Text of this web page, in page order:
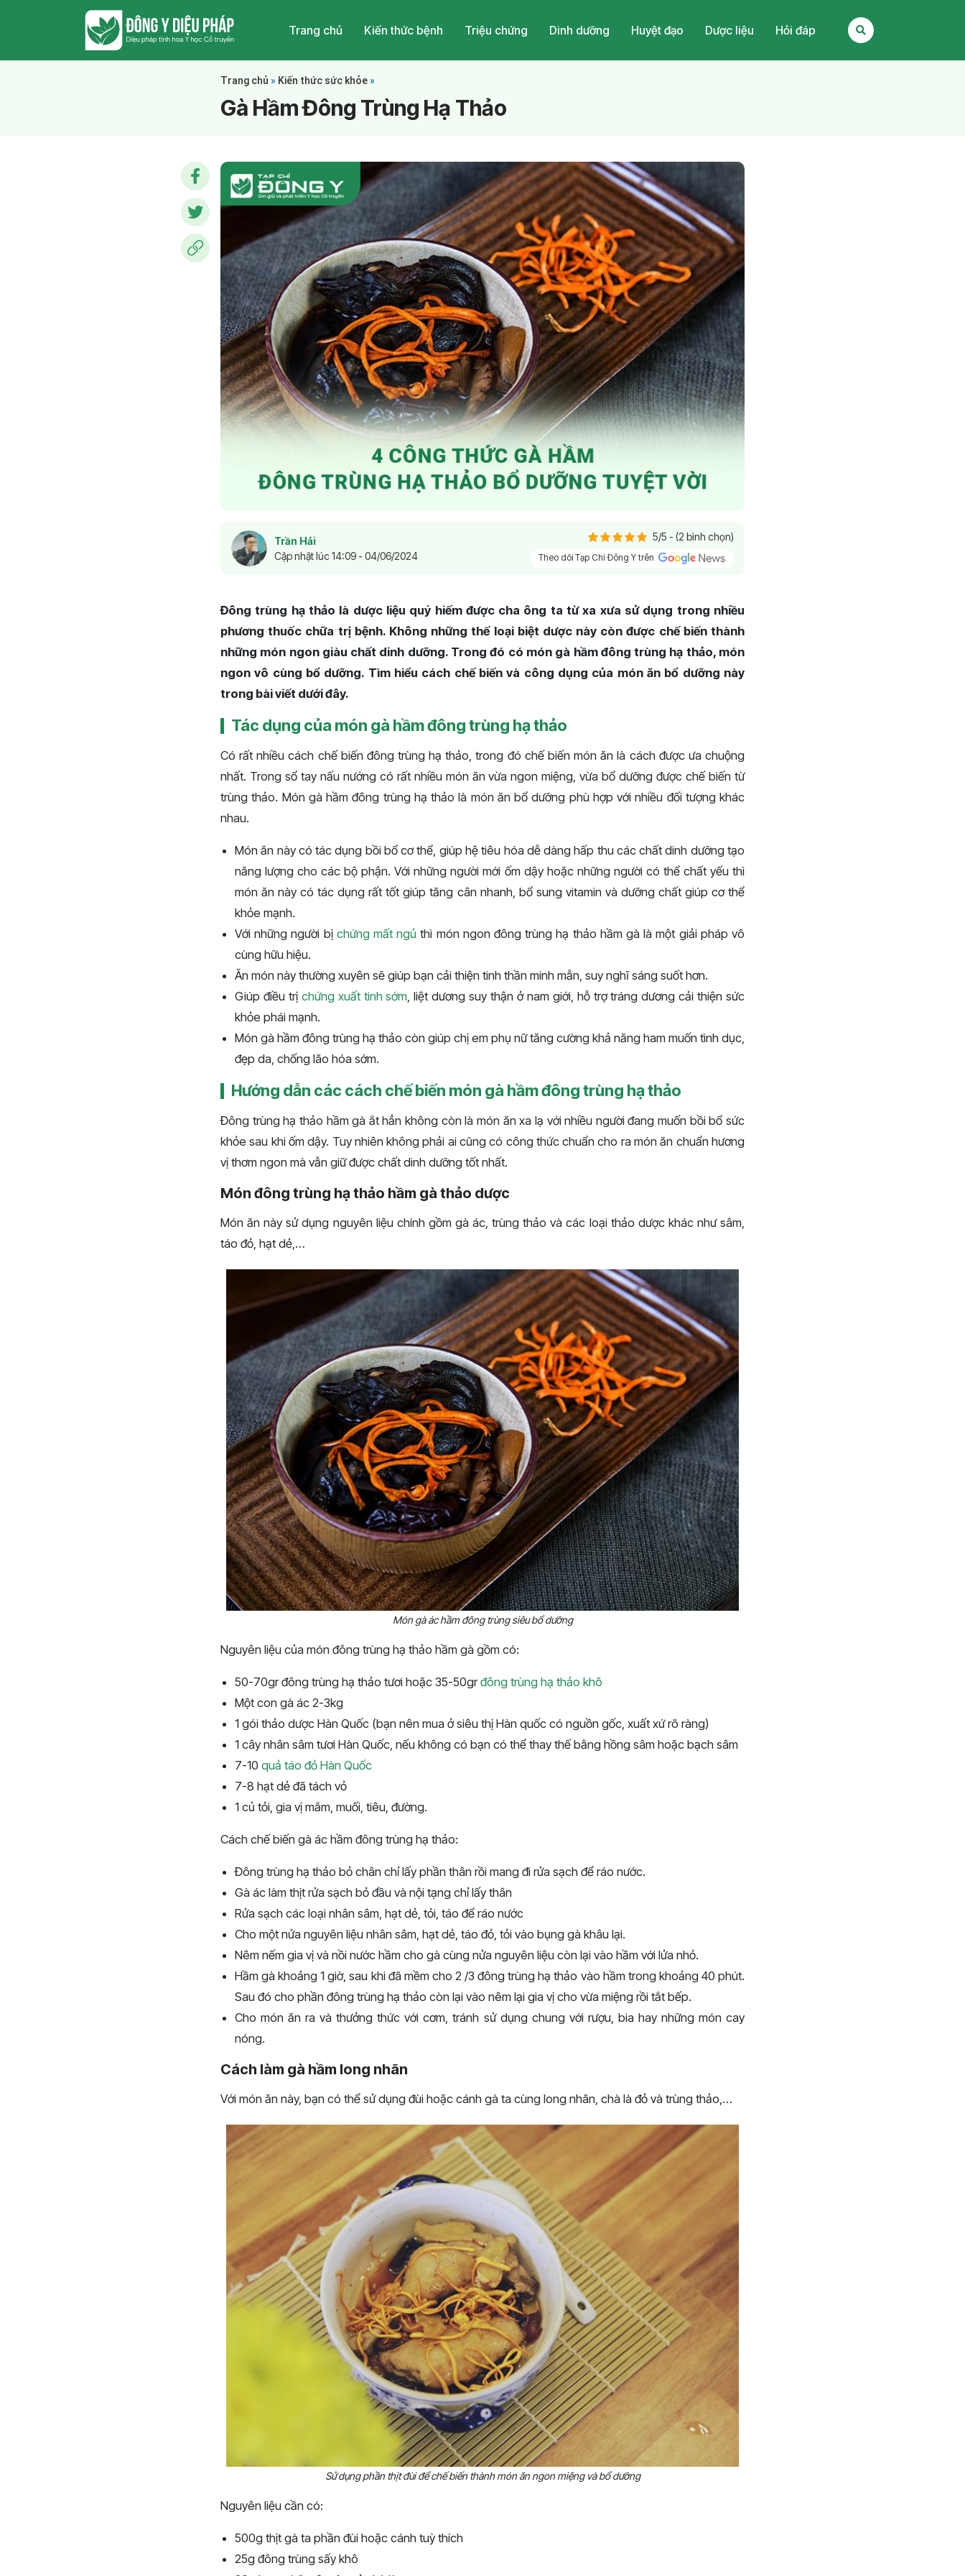
Trang chủ Kiến thức bệnh Triệu chứng Dinh dưỡng Huyệt đạo Dược liệu Hỏi đáp
Trang chủ » Kiến thức sức khỏe »
Gà Hầm Đông Trùng Hạ Thảo
Trần Hải
Cập nhật lúc 14:09 - 04/06/2024
5/5 - (2 bình chọn)
Theo dõi Tạp Chí Đông Y trên
Đông trùng hạ thảo là dược liệu quý hiếm được cha ông ta từ xa xưa sử dụng trong nhiều
phương thuốc chữa trị bệnh. Không những thế loại biệt dược này còn được chế biến thành
những món ngon giàu chất dinh dưỡng. Trong đó có món gà hầm đông trùng hạ thảo, món
ngon vô cùng bổ dưỡng. Tìm hiểu cách chế biến và công dụng của món ăn bổ dưỡng này
trong bài viết dưới đây.
Tác dụng của món gà hầm đông trùng hạ thảo
Có rất nhiều cách chế biến đông trùng hạ thảo, trong đó chế biến món ăn là cách được ưa chuộng
nhất. Trong sổ tay nấu nướng có rất nhiều món ăn vừa ngon miệng, vừa bổ dưỡng được chế biến từ
trùng thảo. Món gà hầm đông trùng hạ thảo là món ăn bổ dưỡng phù hợp với nhiều đối tượng khác
nhau.
Món ăn này có tác dụng bồi bổ cơ thể, giúp hệ tiêu hóa dễ dàng hấp thu các chất dinh dưỡng tạo
năng lượng cho các bộ phận. Với những người mới ốm dậy hoặc những người có thể chất yếu thì
món ăn này có tác dụng rất tốt giúp tăng cân nhanh, bổ sung vitamin và dưỡng chất giúp cơ thể
khỏe mạnh.
Với những người bị chứng mất ngủ thì món ngon đông trùng hạ thảo hầm gà là một giải pháp vô
cùng hữu hiệu.
Ăn món này thường xuyên sẽ giúp bạn cải thiện tinh thần minh mẫn, suy nghĩ sáng suốt hơn.
Giúp điều trị chứng xuất tinh sớm, liệt dương suy thận ở nam giới, hỗ trợ tráng dương cải thiện sức
khỏe phái mạnh.
Món gà hầm đông trùng hạ thảo còn giúp chị em phụ nữ tăng cường khả năng ham muốn tình dục,
đẹp da, chống lão hóa sớm.
Hướng dẫn các cách chế biến món gà hầm đông trùng hạ thảo
Đông trùng hạ thảo hầm gà ắt hẳn không còn là món ăn xa lạ với nhiều người đang muốn bồi bổ sức
khỏe sau khi ốm dậy. Tuy nhiên không phải ai cũng có công thức chuẩn cho ra món ăn chuẩn hương
vị thơm ngon mà vẫn giữ được chất dinh dưỡng tốt nhất.
Món đông trùng hạ thảo hầm gà thảo dược
Món ăn này sử dụng nguyên liệu chính gồm gà ác, trùng thảo và các loại thảo dược khác như sâm,
táo đỏ, hạt dẻ,…
Món gà ác hầm đông trùng siêu bổ dưỡng
Nguyên liệu của món đông trùng hạ thảo hầm gà gồm có:
50-70gr đông trùng hạ thảo tươi hoặc 35-50grđông trùng hạ thảo khô
Một con gà ác 2-3kg
1 gói thảo dược Hàn Quốc (bạn nên mua ở siêu thị Hàn quốc có nguồn gốc, xuất xứ rõ ràng)
1 cây nhân sâm tươi Hàn Quốc, nếu không có bạn có thể thay thế bằng hồng sâm hoặc bạch sâm
7-10 quả táo đỏ Hàn Quốc
7-8 hạt dẻ đã tách vỏ
1 củ tỏi, gia vị mắm, muối, tiêu, đường.
Cách chế biến gà ác hầm đông trùng hạ thảo:
Đông trùng hạ thảo bỏ chân chỉ lấy phần thân rồi mang đi rửa sạch để ráo nước.
Gà ác làm thịt rửa sạch bỏ đầu và nội tạng chỉ lấy thân
Rửa sạch các loại nhân sâm, hạt dẻ, tỏi, táo để ráo nước
Cho một nửa nguyên liệu nhân sâm, hạt dẻ, táo đỏ, tỏi vào bụng gà khâu lại.
Nêm nếm gia vị và nồi nước hầm cho gà cùng nửa nguyên liệu còn lại vào hầm với lửa nhỏ.
Hầm gà khoảng 1 giờ, sau khi đã mềm cho 2 /3 đông trùng hạ thảo vào hầm trong khoảng 40 phút.
Sau đó cho phần đông trùng hạ thảo còn lại vào nêm lại gia vị cho vừa miệng rồi tắt bếp.
Cho món ăn ra và thưởng thức với cơm, tránh sử dụng chung với rượu, bia hay những món cay
nóng.
Cách làm gà hầm long nhãn
Với món ăn này, bạn có thể sử dụng đùi hoặc cánh gà ta cùng long nhãn, chà là đỏ và trùng thảo,…
Sử dụng phần thịt đùi để chế biến thành món ăn ngon miệng và bổ dưỡng
Nguyên liệu cần có:
500g thịt gà ta phần đùi hoặc cánh tuỳ thích
25g đông trùng sấy khô